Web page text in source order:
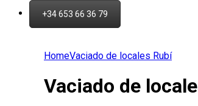
+34 653 66 36 79
HomeVaciado de locales Rubí
Vaciado de